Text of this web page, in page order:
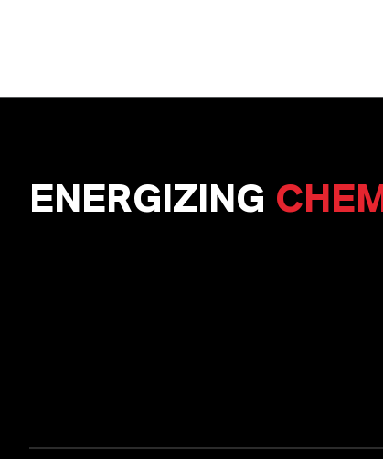
ENERGIZING